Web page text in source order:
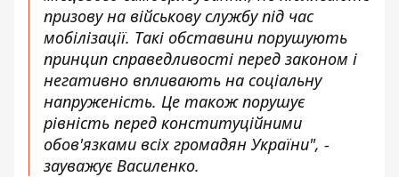
призову на військову службу під час
мобілізації. Такі обставини порушують
принцип справедливості перед законом і
негативно впливають на соціальну
напруженість. Це також порушує
рівність перед конституційними
обов'язками всіх громадян України", -
зауважує Василенко.